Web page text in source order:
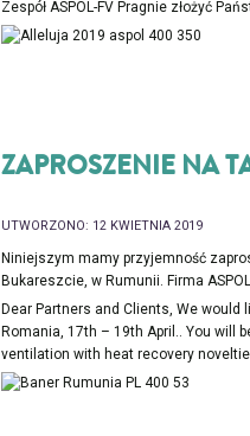
Zespół ASPOL-FV Pragnie złożyć
ZAPROSZENIE NA
UTWORZONO: 12 KWIETNIA 2019
Niniejszym mamy przyjemność
Bukareszcie, w Rumunii. Firma
Dear Partners and Clients, We
Romania, 17th – 19th April.. You will
ventilation with heat recovery